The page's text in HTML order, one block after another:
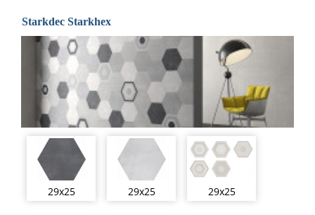
Starkdec Starkhex
29x25 29x25 29x25